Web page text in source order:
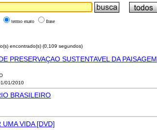
termo exato frase
encontrado(s) (0,109 segundos)
PRESERVAÇAO SUSTENTAVEL DA PAISAGEM
01/2010
BRASILEIRO
UMA VIDA [DVD]